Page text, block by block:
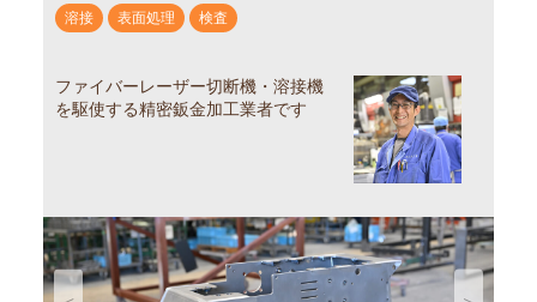
溶接 表面処理 検査
ファイバーレーザー切断機・溶接機
を駆使する精密鈑金加工業者です